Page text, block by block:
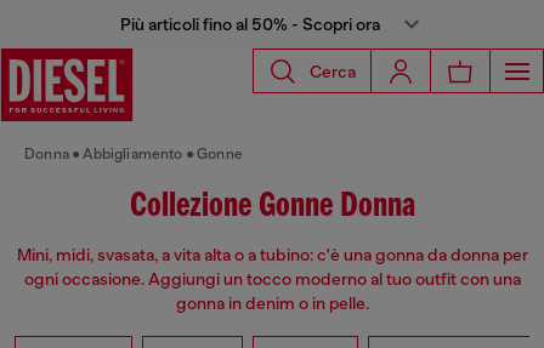
Più articoli fino al 50% - Scopri ora
Cerca
Donna Abbigliamento Gonne
Collezione Gonne Donna
Mini, midi, svasata, a vita alta o a tubino: c'è una gonna da donna per
ogni occasione. Aggiungi un tocco moderno al tuo outfit con una
gonna in denim o in pelle.